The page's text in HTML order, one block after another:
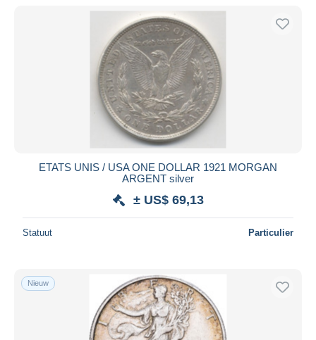
Betaalmiddelen
PayPal
Bankoverschrijving
Mastercard
iDeal
Woonplaats van de verkoper
ETATS UNIS / USA ONE DOLLAR 1921 MORGAN
ARGENT silver
± US$ 69,13
Statuut Particulier
Nieuw